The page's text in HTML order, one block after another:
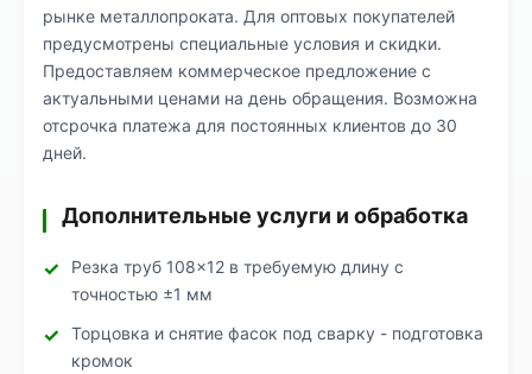
рынке металлопроката. Для оптовых покупателей
предусмотрены специальные условия и скидки.
Предоставляем коммерческое предложение с
актуальными ценами на день обращения. Возможна
отсрочка платежа для постоянных клиентов до 30
дней.
Дополнительные услуги и обработка
Резка труб 108×12 в требуемую длину с
точностью ±1 мм
Торцовка и снятие фасок под сварку - подготовка
кромок